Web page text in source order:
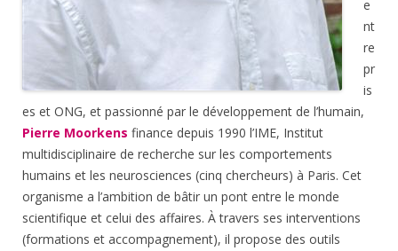
e
nt
re
pr
is
es et ONG, et passionné par le développement de l’humain,
Pierre Moorkens finance depuis 1990 l’IME, Institut
multidisciplinaire de recherche sur les comportements
humains et les neurosciences (cinq chercheurs) à Paris. Cet
organisme a l’ambition de bâtir un pont entre le monde
scientifique et celui des affaires. À travers ses interventions
(formations et accompagnement), il propose des outils